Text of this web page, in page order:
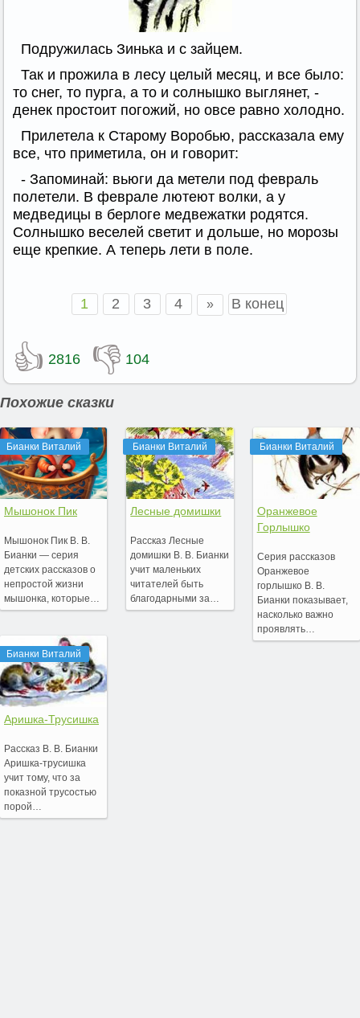
Подружилась Зинька и с зайцем.
Так и прожила в лесу целый месяц, и все было:
то снег, то пурга, а то и солнышко выглянет, -
денек простоит погожий, но овсе равно холодно.
Прилетела к Старому Воробью, рассказала ему
все, что приметила, он и говорит:
- Запоминай: вьюги да метели под февраль
полетели. В феврале лютеют волки, а у
медведицы в берлоге медвежатки родятся.
Солнышко веселей светит и дольше, но морозы
еще крепкие. А теперь лети в поле.
1 2 3 4 » В конец
👍 2816 👎 104
Похожие сказки
Бианки Виталий
Мышонок Пик
Мышонок Пик В. В.
Бианки — серия
детских рассказов о
непростой жизни
мышонка, которые…
Бианки Виталий
Аришка-Трусишка
Рассказ В. В. Бианки
Аришка-трусишка
учит тому, что за
показной трусостью
порой…
Бианки Виталий
Лесные домишки
Рассказ Лесные
домишки В. В. Бианки
учит маленьких
читателей быть
благодарными за…
Бианки Виталий
Оранжевое
Горлышко
Серия рассказов
Оранжевое
горлышко В. В.
Бианки показывает,
насколько важно
проявлять…